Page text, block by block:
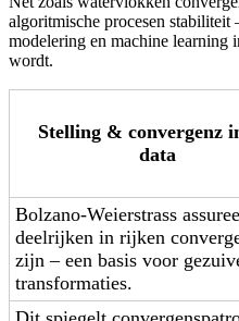
algoritmische procesen stabiliteit
modelering en machine learning
wordt.
Stelling & convergenz
data
Bolzano-Weierstrass
deelrijken in rijken
zijn – een basis voor
transformaties.